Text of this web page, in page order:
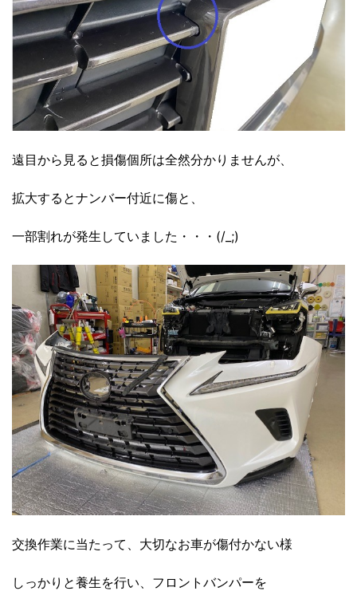
遠目から見ると損傷個所は全然分かりませんが、
拡大するとナンバー付近に傷と、
一部割れが発生していました・・・(/_;)
交換作業に当たって、大切なお車が傷付かない様
しっかりと養生を行い、フロントバンパーを